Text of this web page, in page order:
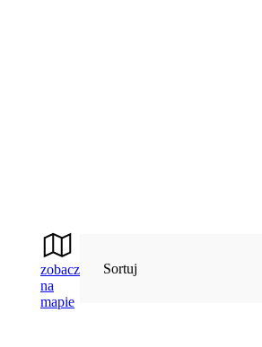
zobacz
na
mapie
Sortuj